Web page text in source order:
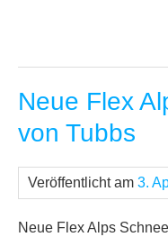
Neue Flex
von Tubbs
Veröffentlicht am 3.
Neue Flex Alps